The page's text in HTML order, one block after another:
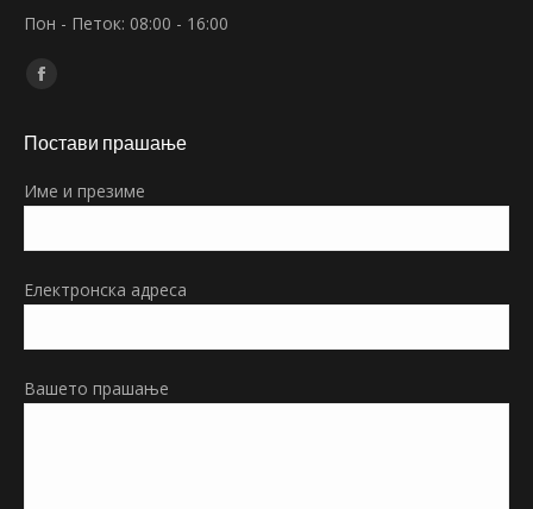
Пон - Петок: 08:00 - 16:00
Find us on:
Facebook
opens
new
Постави прашање
Име и презиме
Електронска адреса
Вашето прашање